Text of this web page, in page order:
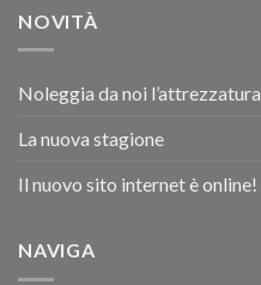
NOVITÀ
Noleggia da noi l’attrezzatura
La nuova stagione
Il nuovo sito internet è online!
NAVIGA